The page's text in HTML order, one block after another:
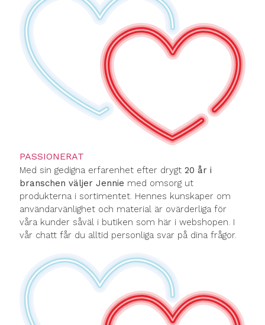
PASSIONERAT
Med sin gedigna erfarenhet efter drygt 20 år i
branschen väljer Jennie med omsorg ut
produkterna i sortimentet. Hennes kunskaper om
användarvänlighet och material är ovärderliga för
våra kunder såväl i butiken som här i webshopen. I
vår chatt får du alltid personliga svar på dina frågor.